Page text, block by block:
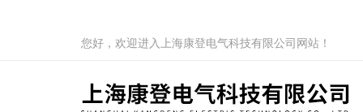
您好，欢迎进入上海康登电气科技有限公司网站！